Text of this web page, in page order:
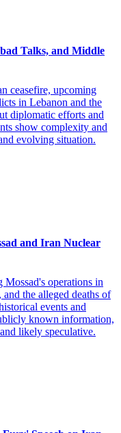
Talks, and Middle
ceasefire, upcoming
in Lebanon and the
diplomatic efforts and
show complexity and
evolving situation.
and Iran Nuclear
Mossad's operations in
the alleged deaths of
events and
known information,
likely speculative.